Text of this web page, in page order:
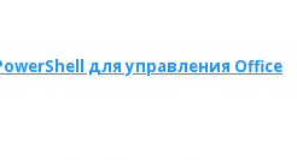
для управления Office